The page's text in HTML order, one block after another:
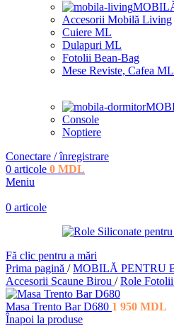
Accesorii Mobilă Living
Cuiere ML
Dulapuri ML
Fotolii Bean-Bag
Mese Reviste, Cafea ML
Console
Noptiere
Conectare / înregistrare
0 articole 0 MDL
Meniu
0 articole
Fă clic pentru a mări
Prima pagină / MOBILĂ PENTRU
Accesorii Scaune Birou / Role
Masa Trento Bar D680 1 950 MDL
Înapoi la produse